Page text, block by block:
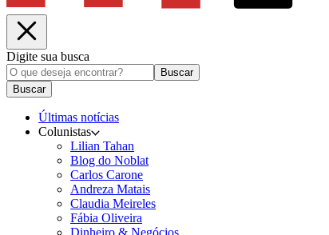
Digite sua busca
Buscar
Buscar
Últimas notícias
Colunistas
Lilian Tahan
Blog do Noblat
Carlos Carone
Andreza Matais
Claudia Meireles
Fábia Oliveira